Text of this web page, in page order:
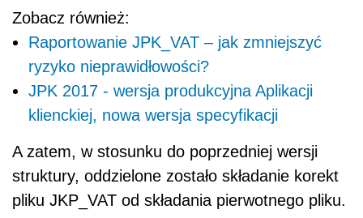
Zobacz również:
Raportowanie JPK_VAT – jak zmniejszyć
ryzyko nieprawidłowości?
JPK 2017 - wersja produkcyjna Aplikacji
klienckiej, nowa wersja specyfikacji
A zatem, w stosunku do poprzedniej wersji
struktury, oddzielone zostało składanie korekt
pliku JKP_VAT od składania pierwotnego pliku.